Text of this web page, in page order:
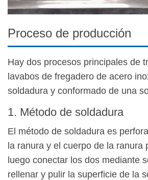
Proceso de producción
Hay dos procesos principales de
lavabos de fregadero de acero
soldadura y conformado de una
1. Método de soldadura
El método de soldadura es
la ranura y el cuerpo de la ranura
luego conectar los dos mediante
rellenar y pulir la superficie de la